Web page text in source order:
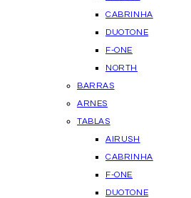
CABRINHA
DUOTONE
F-ONE
NORTH
BARRAS
ARNES
TABLAS
AIRUSH
CABRINHA
F-ONE
DUOTONE